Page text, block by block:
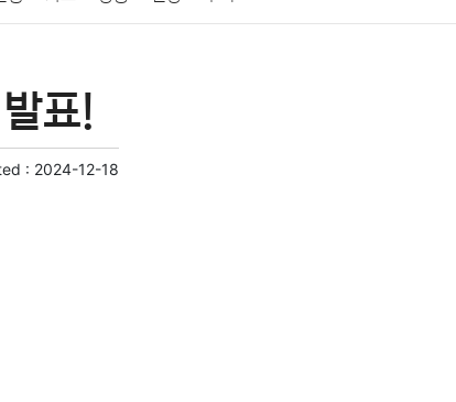
교통 생활
표!
: 2024-12-18